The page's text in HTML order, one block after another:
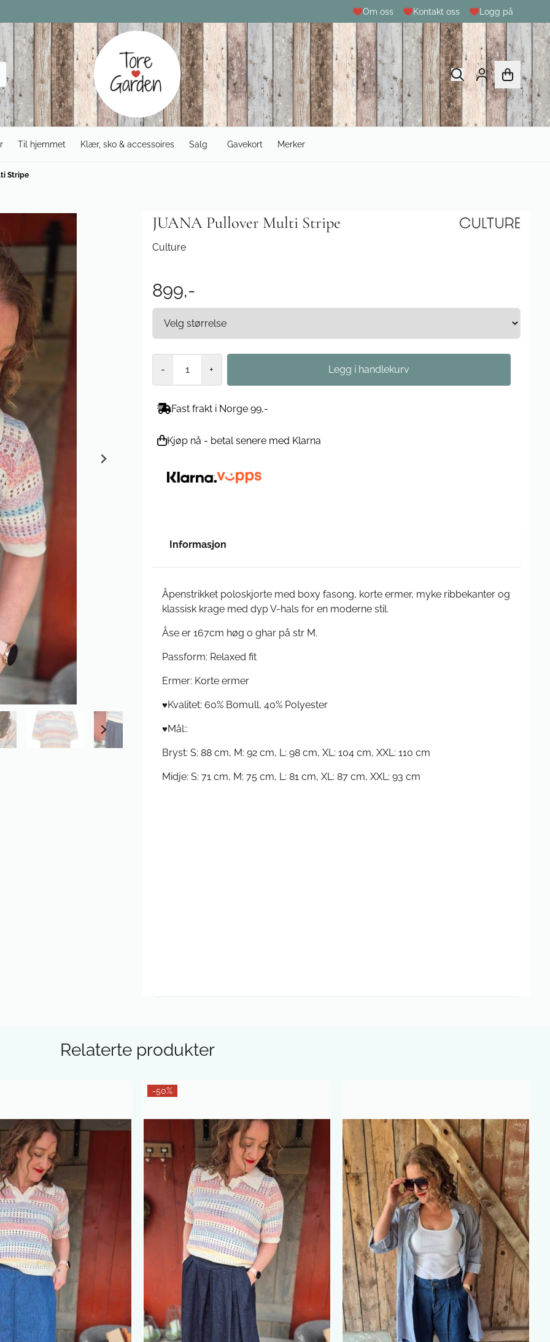
Om oss Kontakt oss Logg på
Til hjemmet Klær, sko & accessoires Salg Gavekort Merker
Stripe
JUANA Pullover Multi Stripe
Culture
899,-
- +
Fast frakt i Norge 99,-
Kjøp nå - betal senere med Klarna
Informasjon
Åpenstrikket poloskjorte med boxy fasong, korte ermer, myke ribbekanter og
klassisk krage med dyp V-hals for en moderne stil.
Åse er 167cm høg o ghar på str M.
Passform: Relaxed fit
Ermer: Korte ermer
♥Kvalitet: 60% Bomull, 40% Polyester
♥Mål::
Bryst: S: 88 cm, M: 92 cm, L: 98 cm, XL: 104 cm, XXL: 110 cm
Midje: S: 71 cm, M: 75 cm, L: 81 cm, XL: 87 cm, XXL: 93 cm
Relaterte produkter
-50%